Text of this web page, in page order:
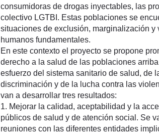
consumidoras de drogas inyectables, las
colectivo LGTBI. Estas poblaciones se
situaciones de exclusión, marginalización y
humanos fundamentales.
En este contexto el proyecto se propone
derecho a la salud de las poblaciones
esfuerzo del sistema sanitario de salud, de
discriminación y de la lucha contra las
van a desarrollar tres resultados:
1. Mejorar la calidad, aceptabilidad y la
públicos de salud y de atención social. Se
reuniones con las diferentes entidades